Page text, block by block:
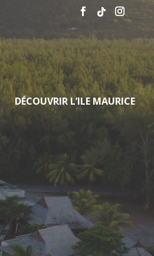
DÉCOUVRIR L’ILE MAURICE